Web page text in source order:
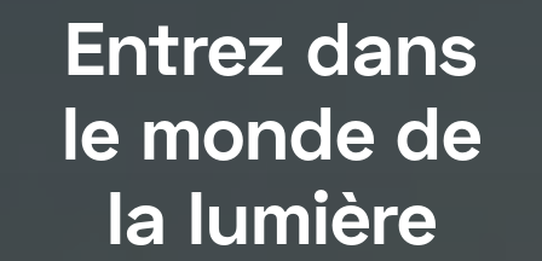
Entrez dans
le monde de
la lumière